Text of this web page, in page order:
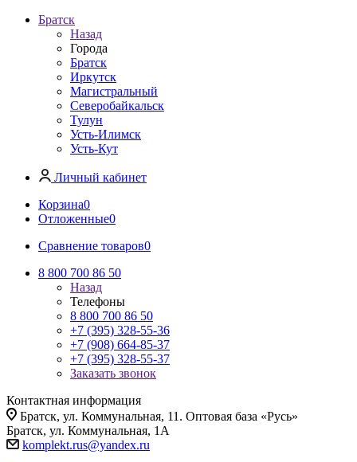
Братск
Назад
Города
Братск
Иркутск
Магистральный
Северобайкальск
Тулун
Усть-Илимск
Усть-Кут
Личный кабинет
Корзина0
Отложенные0
Сравнение товаров0
8 800 700 86 50
Назад
Телефоны
8 800 700 86 50
+7 (395) 328-55-36
+7 (908) 664-85-37
+7 (395) 328-55-37
Заказать звонок
Контактная информация
Братск, ул. Коммунальная, 11. Оптовая база «Русь»
Братск, ул. Коммунальная, 1А
komplekt.rus@yandex.ru